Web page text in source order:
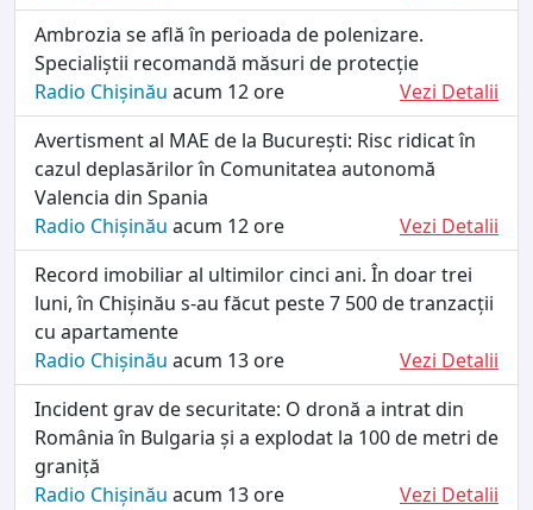
Ambrozia se află în perioada de polenizare.
Specialiștii recomandă măsuri de protecție
Radio Chișinău acum 12 ore
Vezi Detalii
Avertisment al MAE de la București: Risc ridicat în
cazul deplasărilor în Comunitatea autonomă
Valencia din Spania
Radio Chișinău acum 12 ore
Vezi Detalii
Record imobiliar al ultimilor cinci ani. În doar trei
luni, în Chișinău s-au făcut peste 7 500 de tranzacții
cu apartamente
Radio Chișinău acum 13 ore
Vezi Detalii
Incident grav de securitate: O dronă a intrat din
România în Bulgaria și a explodat la 100 de metri de
graniță
Radio Chișinău acum 13 ore
Vezi Detalii